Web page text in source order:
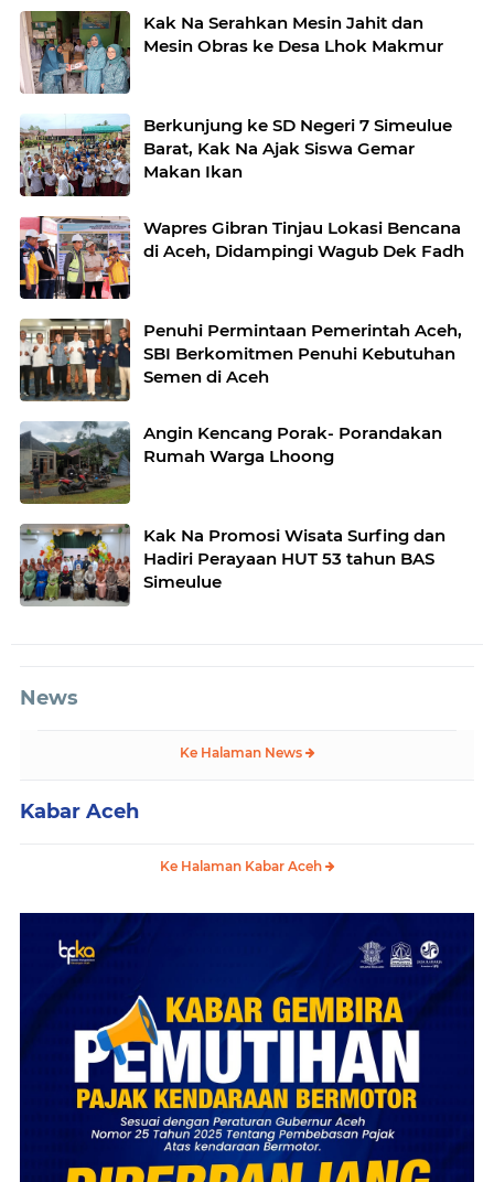
Kak Na Serahkan Mesin Jahit dan
Mesin Obras ke Desa Lhok Makmur
Berkunjung ke SD Negeri 7 Simeulue
Barat, Kak Na Ajak Siswa Gemar
Makan Ikan
Wapres Gibran Tinjau Lokasi Bencana
di Aceh, Didampingi Wagub Dek Fadh
Penuhi Permintaan Pemerintah Aceh,
SBI Berkomitmen Penuhi Kebutuhan
Semen di Aceh
Angin Kencang Porak- Porandakan
Rumah Warga Lhoong
Kak Na Promosi Wisata Surfing dan
Hadiri Perayaan HUT 53 tahun BAS
Simeulue
News
Ke Halaman News
Kabar Aceh
Ke Halaman Kabar Aceh